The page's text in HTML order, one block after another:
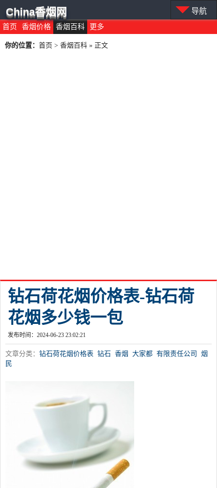
首页 香烟价格 香烟百科 更多
China香烟网 导航
你的位置： 首页 > 香烟百科 » 正文
钻石荷花烟价格表-钻石荷
花烟多少钱一包
发布时间：2024-06-23 23:02:21
文章分类： 钻石荷花烟价格表 钻石 香烟 大家都 有限责任公司
烟
民